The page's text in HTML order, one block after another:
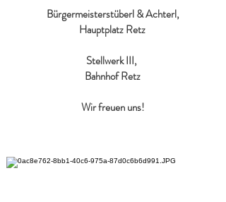
Bürgermeisterstüberl & Achterl,
Hauptplatz Retz
Stellwerk III,
Bahnhof Retz
Wir freuen uns!